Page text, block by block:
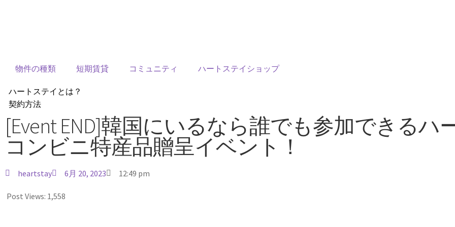
物件の種類 短期賃貸 コミュニティ ハートステイショップ
ハートステイとは？
契約方法
韓国不動産情報
サービス費用
よくある質問
Heartee
[Event END]韓国にいるなら誰でも参加できるハ
コンビニ特産品贈呈イベント！
heartstay 6月 20, 2023 12:49 pm
Post Views: 1,558